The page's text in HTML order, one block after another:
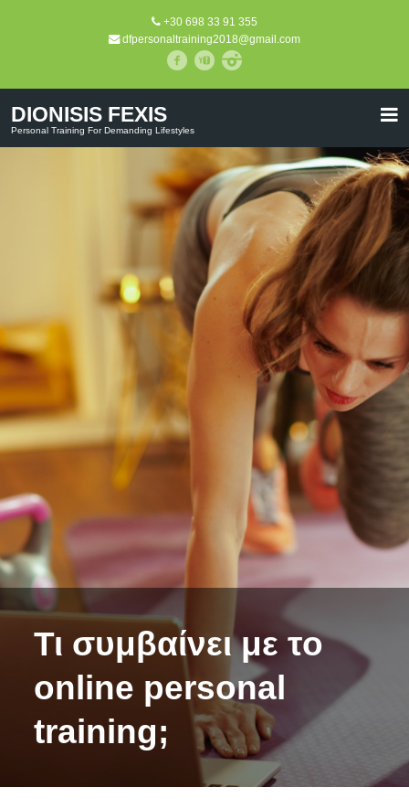
+30 698 33 91 355
dfpersonaltraining2018@gmail.com
DIONISIS FEXIS
Personal Training For Demanding Lifestyles
Τι συμβαίνει με το
online personal
training;